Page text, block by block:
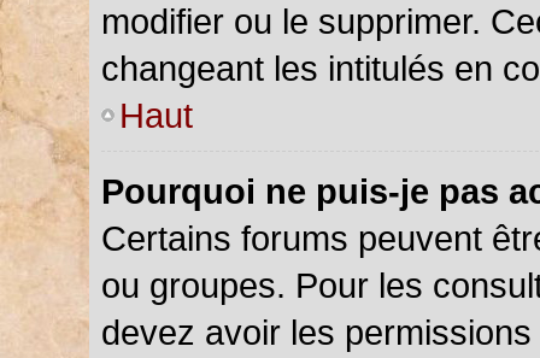
modifier ou le supprimer.
changeant les intitulés en
Haut
Pourquoi ne puis-je pas
Certains forums peuvent
ou groupes. Pour les
devez avoir les